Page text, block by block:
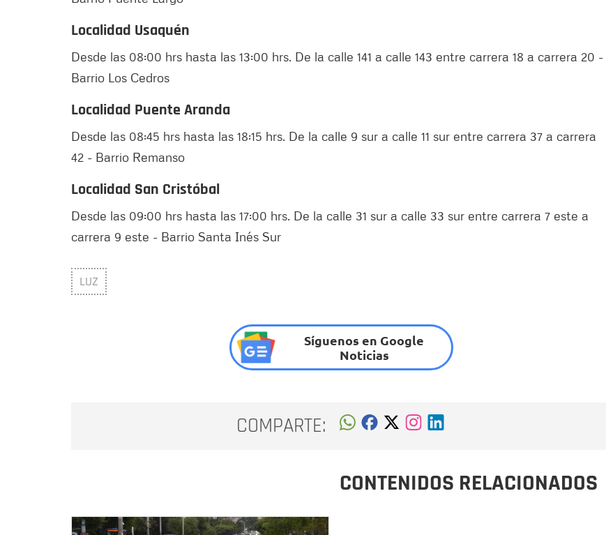
Localidad Usaquén
Desde las 08:00 hrs hasta las 13:00 hrs. De la calle 141 a calle 143 entre carrera 18 a carrera 20 -
Barrio Los Cedros
Localidad Puente Aranda
Desde las 08:45 hrs hasta las 18:15 hrs. De la calle 9 sur a calle 11 sur entre carrera 37 a carrera
42 - Barrio Remanso
Localidad San Cristóbal
Desde las 09:00 hrs hasta las 17:00 hrs. De la calle 31 sur a calle 33 sur entre carrera 7 este a
carrera 9 este - Barrio Santa Inés Sur
LUZ
Síguenos en Google
Noticias
COMPARTE:
CONTENIDOS RELACIONADOS